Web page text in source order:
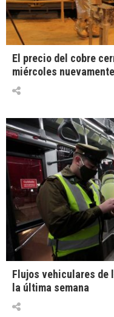
El precio del cobre
miércoles
Flujos vehiculares de
la última semana